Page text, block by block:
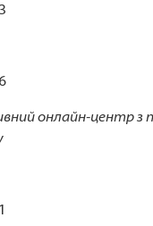
онлайн-центр з